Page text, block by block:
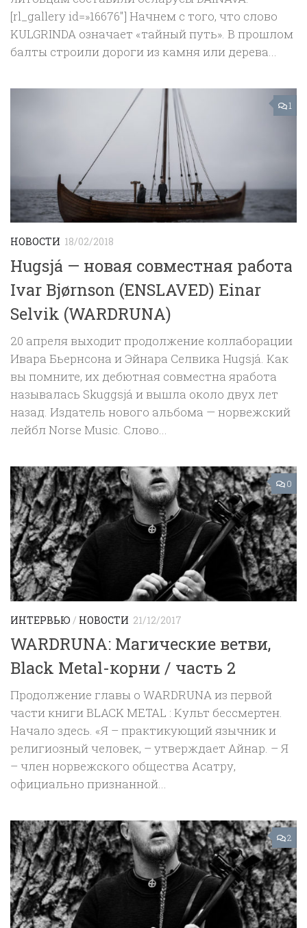
[rl_gallery id=»16676″] Начнем с того, что слово
KULGRINDA означает «тайный путь». В прошлом
балты строили дороги из камня или дерева...
1
НОВОСТИ 18/02/2018
Hugsjá — новая совместная работа
Ivar Bjørnson (ENSLAVED) Einar
Selvik (WARDRUNA)
20 апреля выходит продолжение коллаборации
Ивара Бьернсона и Эйнара Селвика Hugsjá. Как
вы помните, их дебютная совместна яработа
называлась Skuggsjá и вышла около двух лет
назад. Издатель нового альбома — норвежский
лейбл Norse Music. Слово...
0
ИНТЕРВЬЮ / НОВОСТИ 21/12/2017
WARDRUNA: Магические ветви,
Black Metal-корни / часть 2
Продолжение главы о WARDRUNA из первой
части книги BLACK METAL : Культ бессмертен.
Начало здесь. «Я – практикующий язычник и
религиозный человек, – утверждает Айнар. – Я
– член норвежского общества Асатру,
официально признанной...
2